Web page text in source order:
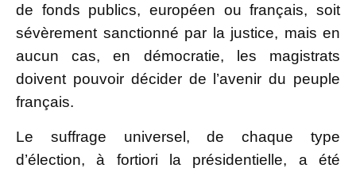
de fonds publics, européen ou français, soit
sévèrement sanctionné par la justice, mais en
aucun cas, en démocratie, les magistrats
doivent pouvoir décider de l’avenir du peuple
français.
Le suffrage universel, de chaque type
d’élection, à fortiori la présidentielle, a été